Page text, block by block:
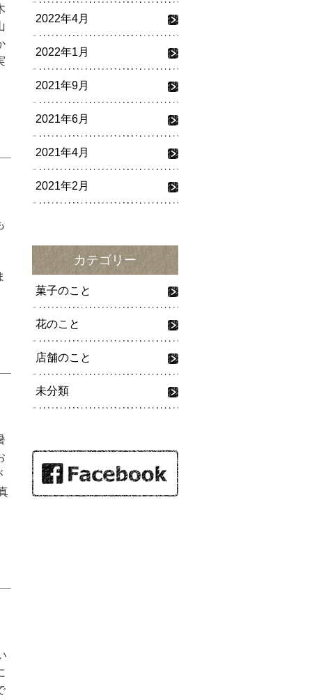
2022年4月
2022年1月
2021年9月
2021年6月
2021年4月
2021年2月
カテゴリー
菓子のこと
花のこと
店舗のこと
未分類